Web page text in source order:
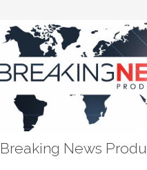
Breaking News